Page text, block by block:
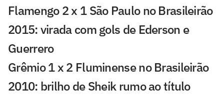
Flamengo 2 x 1 São Paulo no Brasileirão
2015: virada com gols de Ederson e
Guerrero
Grêmio 1 x 2 Fluminense no Brasileirão
2010: brilho de Sheik rumo ao título